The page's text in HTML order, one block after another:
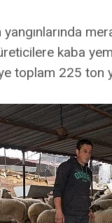
kaba
toplam 225 ton